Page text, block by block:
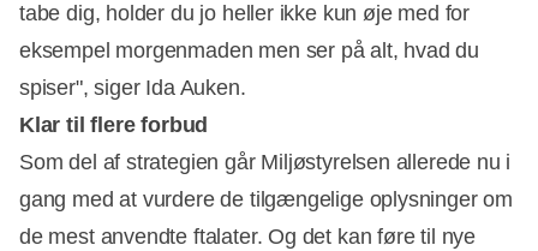
tabe dig, holder du jo heller ikke kun øje med for
eksempel morgenmaden men ser på alt, hvad du
spiser", siger Ida Auken.
Klar til flere forbud
Som del af strategien går Miljøstyrelsen allerede nu i
gang med at vurdere de tilgængelige oplysninger om
de mest anvendte ftalater. Og det kan føre til nye